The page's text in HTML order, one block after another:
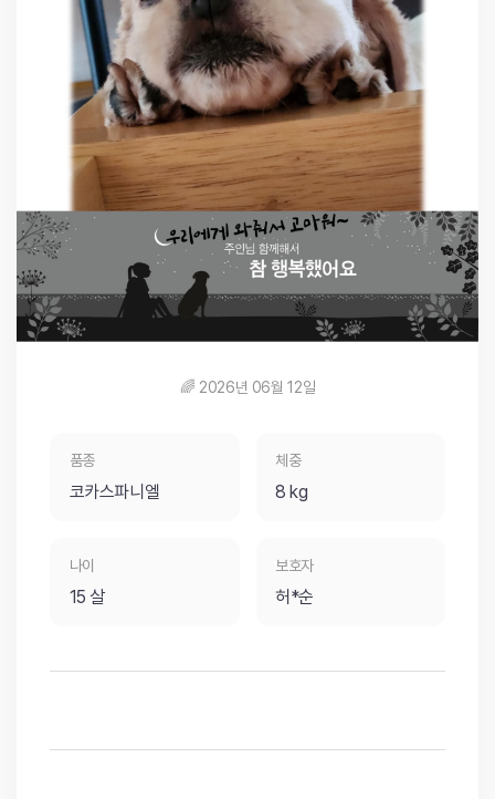
🌈 2026년 06월 12일
품종
코카스파니엘
체중
8 kg
나이
15 살
보호자
허*순